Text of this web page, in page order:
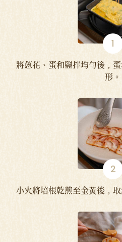
將蔥花、蛋和鹽拌均勻後，
形。
小火將培根乾煎至金黄後，